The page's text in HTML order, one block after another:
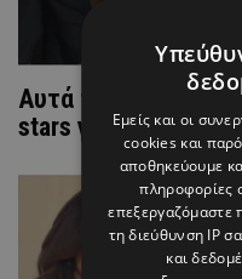
Αυτά τα beauty
stars για το red
Εμείς και οι
cookies και
αποθηκεύουμε
πληροφορίες
τη διεύθυνση IP
και